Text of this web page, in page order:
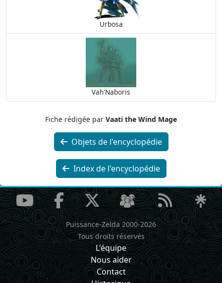
Urbosa
Vah'Naboris
Fiche rédigée par Vaati the Wind Mage
Objets de l'encyclopédie
Index de l'encyclopédie
Puissance-Zelda 2000-2026
Tous droits réservés
L'équipe
Nous aider
Contact